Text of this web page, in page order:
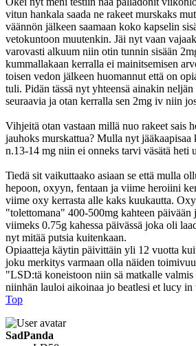
vitun hankala saada ne rakeet murskaks
väännön jälkeen saamaan koko kapselin
vetokuntoon muutenkin. Jäi nyt vaan
varovasti alkuum niin otin tunnin sisään
kummallakaan kerralla ei mainitsemisen
toisen vedon jälkeen huomannut että on
tuli. Pidän tässä nyt yhteensä ainakin
seuraavia ja otan kerralla sen 2mg iv niin
Vihjeitä otan vastaan millä nuo rakeet sais
jauhoks murskattua? Mulla nyt
n.13-14 mg niin ei onneks tarvi väsätä heti
Tiedä sit vaikuttaako asiaan se että mulla
hepoon, oxyyn, fentaan ja viime heroiini
viime oxy kerrasta alle kaks kuukautta.
"tolettomana" 400-500mg kahteen päivään
viimeks 0.75g kahessa päivässä joka oli
nyt mitää putsia kuitenkaan.
Opiaatteja käytin päivittäin yli 12 vuotta
joku merkitys varmaan olla näiden
"LSD:tä koneistoon niin sä matkalle valmis
niinhän lauloi aikoinaa jo beatlesi et lucy
Top
SadPanda